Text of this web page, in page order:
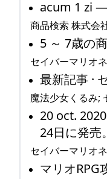
acum 1 zi —
商品検索 株式会
5 ～ 7歳の
セイバーマリオ
最新記事 ·
魔法少女くるみ;
20 oct.
24日に発売
セイバーマリオ
マリオRPG